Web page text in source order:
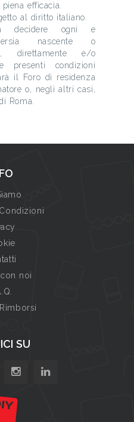
efficacia.
al diritto italiano.
decidere ogni e
nascente o
direttamente e/o
presenti condizioni
il Foro di residenza
o, negli altri casi,
Roma.
con noi
SU